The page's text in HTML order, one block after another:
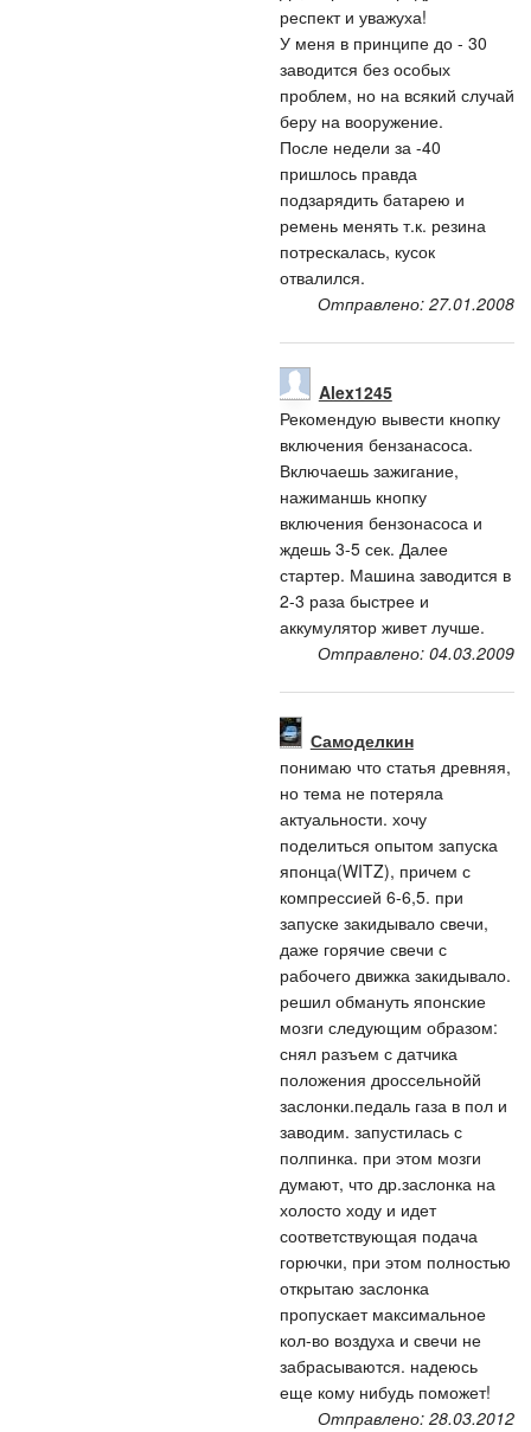
респект и уважуха!
У меня в принципе до - 30
заводится без особых
проблем, но на всякий случай
беру на вооружение.
После недели за -40
пришлось правда
подзарядить батарею и
ремень менять т.к. резина
потрескалась, кусок
отвалился.
Отправлено: 27.01.2008
Alex1245
Рекомендую вывести кнопку
включения бензанасоса.
Включаешь зажигание,
нажиманшь кнопку
включения бензонасоса и
ждешь 3-5 сек. Далее
стартер. Машина заводится в
2-3 раза быстрее и
аккумулятор живет лучше.
Отправлено: 04.03.2009
Самоделкин
понимаю что статья древняя,
но тема не потеряла
актуальности. хочу
поделиться опытом запуска
японца(WITZ), причем с
компрессией 6-6,5. при
запуске закидывало свечи,
даже горячие свечи с
рабочего движка закидывало.
решил обмануть японские
мозги следующим образом:
снял разъем с датчика
положения дроссельнойй
заслонки.педаль газа в пол и
заводим. запустилась с
полпинка. при этом мозги
думают, что др.заслонка на
холосто ходу и идет
соответствующая подача
горючки, при этом полностью
открытаю заслонка
пропускает максимальное
кол-во воздуха и свечи не
забрасываются. надеюсь
еще кому нибудь поможет!
Отправлено: 28.03.2012